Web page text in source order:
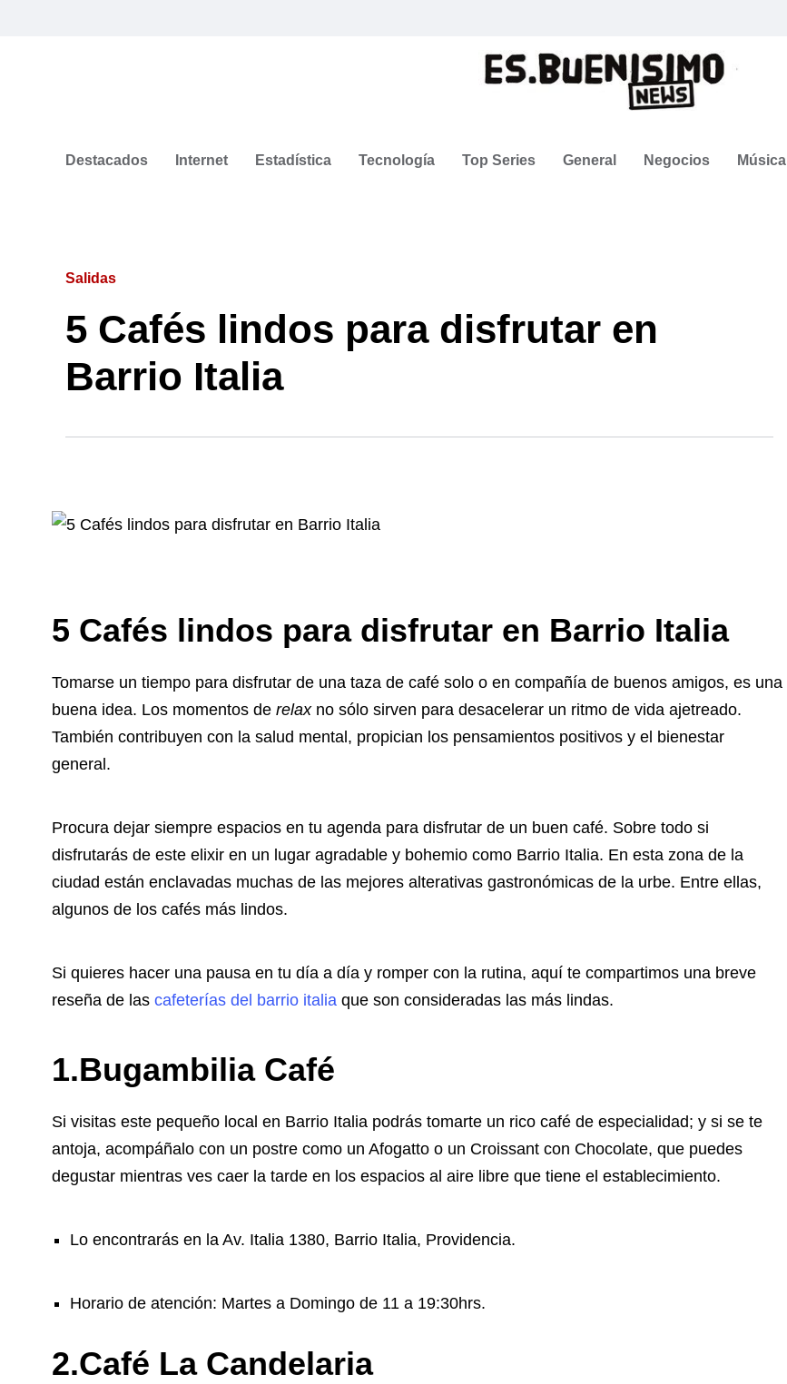
Destacados Internet Estadística Tecnología Top Series General Negocios Música
Salidas
5 Cafés lindos para disfrutar en
Barrio Italia
5 Cafés lindos para disfrutar en Barrio Italia
Tomarse un tiempo para disfrutar de una taza de café solo o en compañía de buenos amigos, es una
buena idea. Los momentos de relaxno sólo sirven para desacelerar un ritmo de vida ajetreado.
También contribuyen con la salud mental, propician los pensamientos positivos y el bienestar
general.
Procura dejar siempre espacios en tu agenda para disfrutar de un buen café. Sobre todo si
disfrutarás de este elixir en un lugar agradable y bohemio como Barrio Italia. En esta zona de la
ciudad están enclavadas muchas de las mejores alterativas gastronómicas de la urbe. Entre ellas,
algunos de los cafés más lindos.
Si quieres hacer una pausa en tu día a día y romper con la rutina, aquí te compartimos una breve
reseña de las cafeterías del barrio italia que son consideradas las más lindas.
1.Bugambilia Café
Si visitas este pequeño local en Barrio Italia podrás tomarte un rico café de especialidad; y si se te
antoja, acompáñalo con un postre como un Afogatto o un Croissant con Chocolate, que puedes
degustar mientras ves caer la tarde en los espacios al aire libre que tiene el establecimiento.
Lo encontrarás en la Av. Italia 1380, Barrio Italia, Providencia.
Horario de atención: Martes a Domingo de 11 a 19:30hrs.
2.Café La Candelaria